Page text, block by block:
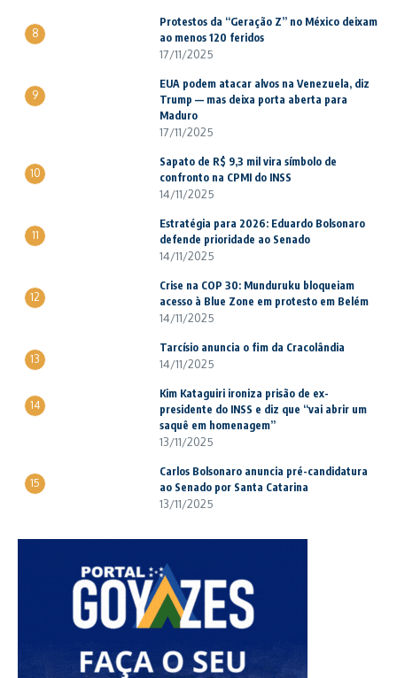
8
Protestos da “Geração Z” no México deixam
ao menos 120 feridos
17/11/2025
9
EUA podem atacar alvos na Venezuela, diz
Trump — mas deixa porta aberta para
Maduro
17/11/2025
10
Sapato de R$ 9,3 mil vira símbolo de
confronto na CPMI do INSS
14/11/2025
11
Estratégia para 2026: Eduardo Bolsonaro
defende prioridade ao Senado
14/11/2025
12
Crise na COP 30: Munduruku bloqueiam
acesso à Blue Zone em protesto em Belém
14/11/2025
13
Tarcísio anuncia o fim da Cracolândia
14/11/2025
14
Kim Kataguiri ironiza prisão de ex-
presidente do INSS e diz que “vai abrir um
saquê em homenagem”
13/11/2025
15
Carlos Bolsonaro anuncia pré-candidatura
ao Senado por Santa Catarina
13/11/2025